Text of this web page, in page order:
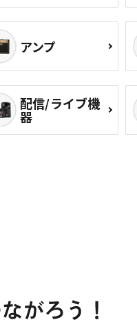
アンプ
配信/ライブ機
器